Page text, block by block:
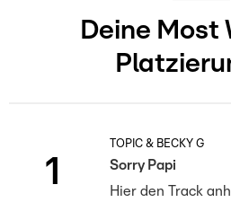
Deine Most
1
TOPIC & BECKY G
Sorry Papi
Hier den Track